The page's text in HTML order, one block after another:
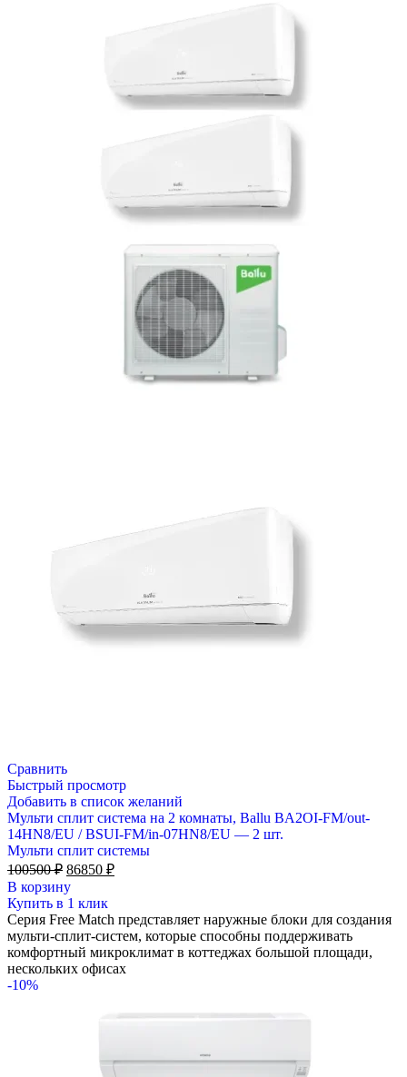
Сравнить
Быстрый просмотр
Добавить в список желаний
Мульти сплит система на 2 комнаты, Ballu BA2OI-FM/out-
14HN8/EU / BSUI-FM/in-07HN8/EU — 2 шт.
Мульти сплит системы
100500₽ Первоначальная
цена
составляла
100500 ₽.
86850 ₽Текущая
В корзину
Купить в 1 клик
Серия Free Match представляет наружные блоки для создания
мульти-сплит-систем, которые способны поддерживать
комфортный микроклимат в коттеджах большой площади,
нескольких офисах
-10%